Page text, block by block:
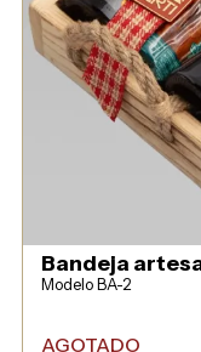
Bandeja
Modelo BA-2
AGOTADO